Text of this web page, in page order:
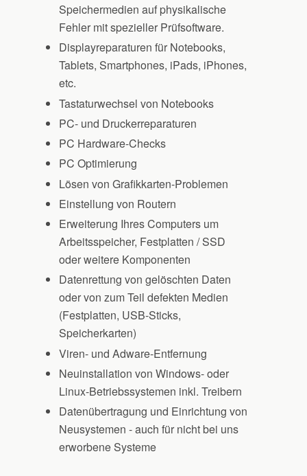
Speichermedien auf physikalische
Fehler mit spezieller Prüfsoftware.
Displayreparaturen für Notebooks,
Tablets, Smartphones, iPads, iPhones,
etc.
Tastaturwechsel von Notebooks
PC- und Druckerreparaturen
PC Hardware-Checks
PC Optimierung
Lösen von Grafikkarten-Problemen
Einstellung von Routern
Erweiterung Ihres Computers um
Arbeitsspeicher, Festplatten / SSD
oder weitere Komponenten
Datenrettung von gelöschten Daten
oder von zum Teil defekten Medien
(Festplatten, USB-Sticks,
Speicherkarten)
Viren- und Adware-Entfernung
Neuinstallation von Windows- oder
Linux-Betriebssystemen inkl. Treibern
Datenübertragung und Einrichtung von
Neusystemen - auch für nicht bei uns
erworbene Systeme